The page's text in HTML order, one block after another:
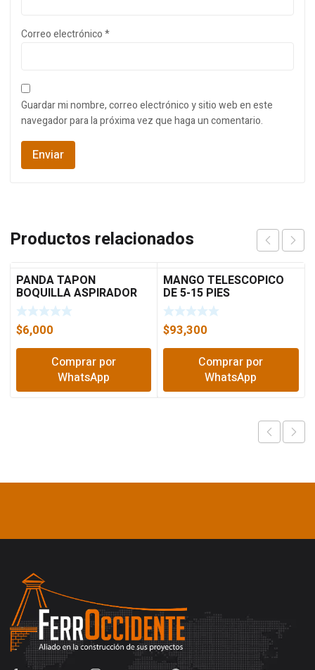
Correo electrónico*
Guardar mi nombre, correo electrónico y sitio web en este
navegador para la próxima vez que haga un comentario.
Productos relacionados
PANDA TAPON
BOQUILLA ASPIRADOR
1.5″
$6,000
Comprar por
WhatsApp
MANGO TELESCOPICO
DE 5-15 PIES
$93,300
Comprar por
WhatsApp